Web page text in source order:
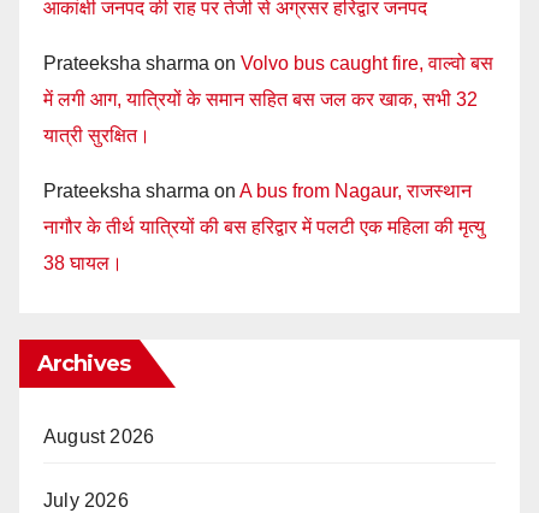
आकांक्षी जनपद की राह पर तेजी से अग्रसर हरिद्वार जनपद
Prateeksha sharma on Volvo bus caught fire, वाल्वो बस
में लगी आग, यात्रियों के समान सहित बस जल कर खाक, सभी 32
यात्री सुरक्षित।
Prateeksha sharma on A bus from Nagaur, राजस्थान
नागौर के तीर्थ यात्रियों की बस हरिद्वार में पलटी एक महिला की मृत्यु
38 घायल।
Archives
August 2026
July 2026